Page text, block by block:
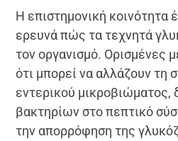
Η επιστημονική κοινότητα
ερευνά πώς τα τεχνητά
τον οργανισμό. Ορισμένες
ότι μπορεί να αλλάζουν τη
εντερικού μικροβιώματος,
βακτηρίων στο πεπτικό
την απορρόφηση της